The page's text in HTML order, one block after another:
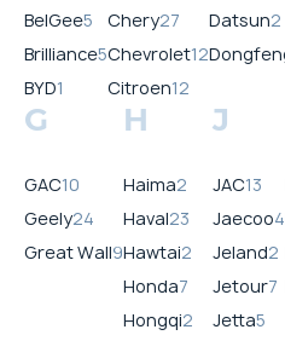
BelGee5
Brilliance5
BYD1
Chery27
Chevrolet12
Citroen12
Datsun2
G
GAC10
Geely24
Great Wall9
H
Haima2
Haval23
Hawtai2
Honda7
Hongqi2
J
JAC13
Jaecoo4
Jeland2
Jetour7
Jetta5